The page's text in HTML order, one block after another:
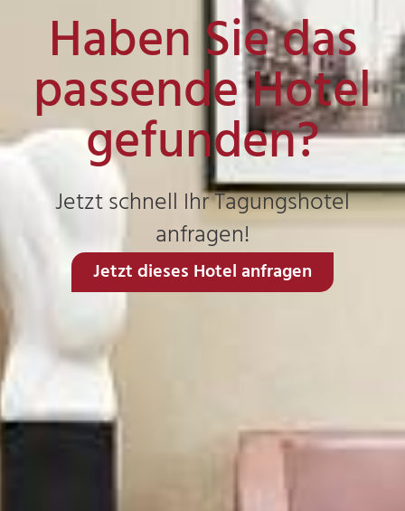
Haben Sie das
passende Hotel
gefunden?
Jetzt schnell Ihr Tagungshotel
anfragen!
Jetzt dieses Hotel anfragen